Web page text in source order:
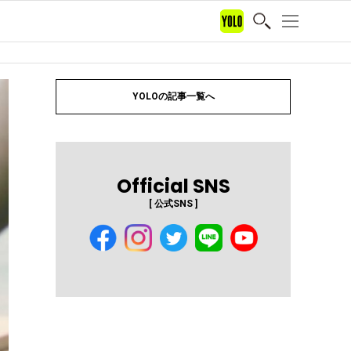
YOLOの記事一覧へ
Official SNS
[ 公式SNS ]